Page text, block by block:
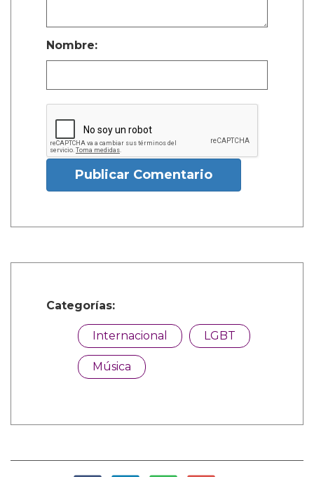
Nombre:
Publicar Comentario
Categorías:
Internacional LGBT
Música